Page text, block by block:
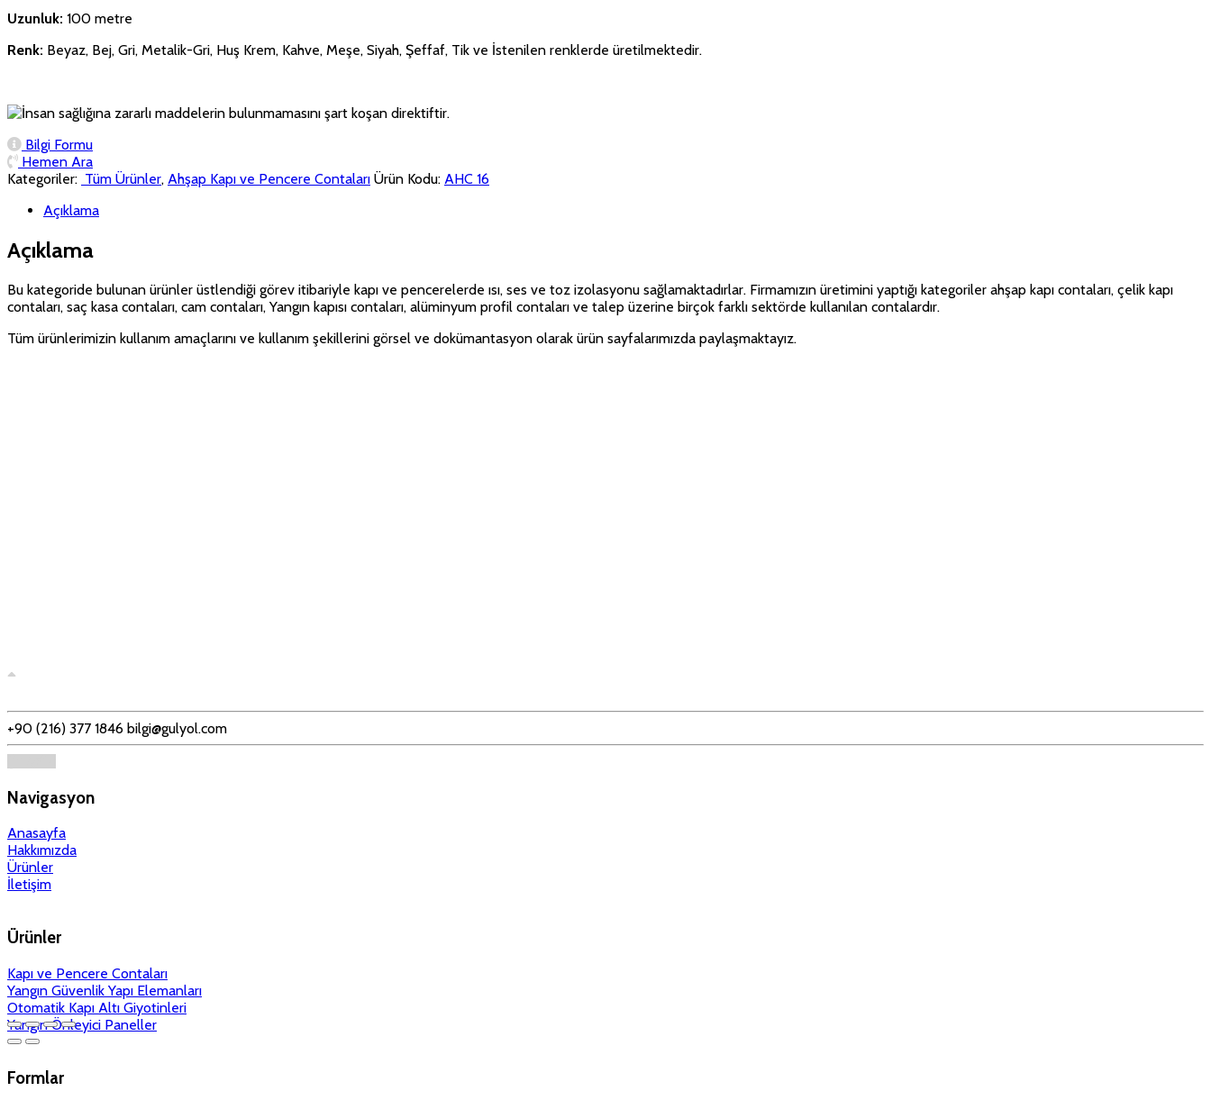
Uzunluk: 100 metre
Renk: Beyaz, Bej, Gri, Metalik-Gri, Huş Krem, Kahve, Meşe, Siyah, Şeffaf, Tik ve İstenilen renklerde üretilmektedir.
Bilgi Formu
Hemen Ara
Kategoriler: ‏‏‏‏‏‏‏‏ Tüm Ürünler, Ahşap Kapı ve Pencere Contaları Ürün Kodu: AHC 16
Açıklama
Açıklama
Bu kategoride bulunan ürünler üstlendiği görev itibariyle kapı ve pencerelerde ısı, ses ve toz izolasyonu sağlamaktadırlar. Firmamızın üretimini yaptığı kategoriler ahşap kapı contaları, çelik kapı
contaları, saç kasa contaları, cam contaları, Yangın kapısı contaları, alüminyum profil contaları ve talep üzerine birçok farklı sektörde kullanılan contalardır.
Tüm ürünlerimizin kullanım amaçlarını ve kullanım şekillerini görsel ve dokümantasyon olarak ürün sayfalarımızda paylaşmaktayız.
+90 (216) 377 1846 bilgi@gulyol.com
Navigasyon
Anasayfa
Hakkımızda
Ürünler
İletişim
Ürünler
Kapı ve Pencere Contaları
Yangın Güvenlik Yapı Elemanları
Otomatik Kapı Altı Giyotinleri
Yangın Önleyici Paneller
Formlar